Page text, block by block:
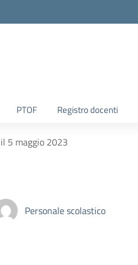
PTOF Registro docenti
5 maggio 2023
Personale scolastico